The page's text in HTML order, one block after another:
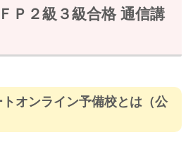
Ｐ２級３級合格 通信講
オンライン予備校とは（公